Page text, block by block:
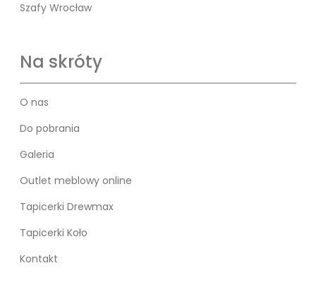
Szafy Wrocław
Na skróty
O nas
Do pobrania
Galeria
Outlet meblowy online
Tapicerki Drewmax
Tapicerki Koło
Kontakt